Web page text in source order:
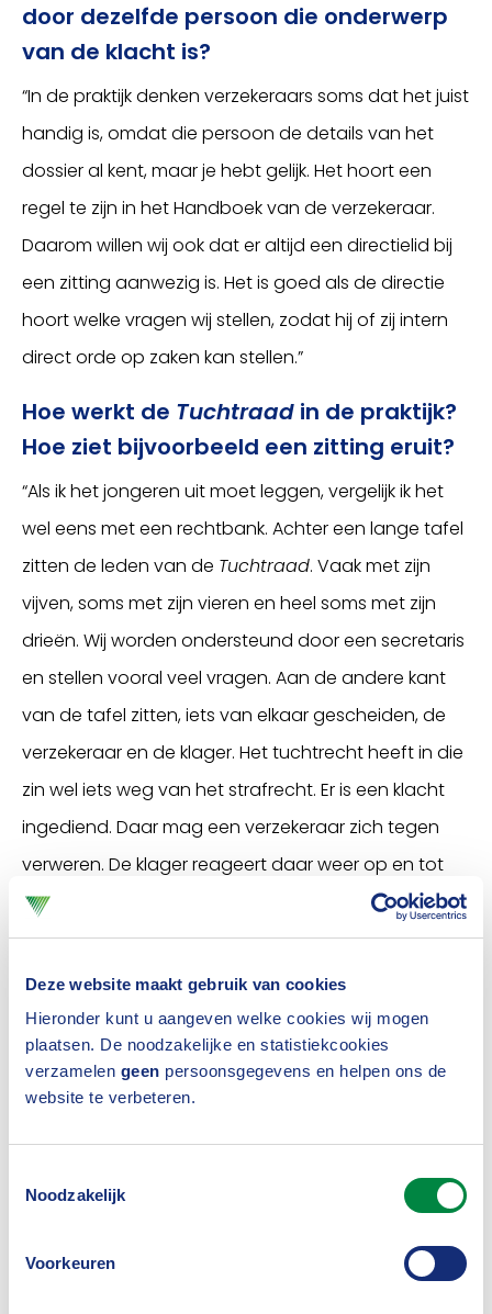
Deze website maakt gebruik van cookies
Hieronder kunt u aangeven welke cookies wij mogen
plaatsen. De noodzakelijke en statistiekcookies
verzamelen geen persoonsgegevens en helpen ons de
website te verbeteren.
Noodzakelijk
Voorkeuren
door dezelfde persoon die onderwerp
van de klacht is?
“In de praktijk denken verzekeraars soms dat het juist
handig is, omdat die persoon de details van het
dossier al kent, maar je hebt gelijk. Het hoort een
regel te zijn in het Handboek van de verzekeraar.
Daarom willen wij ook dat er altijd een directielid bij
een zitting aanwezig is. Het is goed als de directie
hoort welke vragen wij stellen, zodat hij of zij intern
direct orde op zaken kan stellen.”
Hoe werkt de Tuchtraad in de praktijk?
Hoe ziet bijvoorbeeld een zitting eruit?
“Als ik het jongeren uit moet leggen, vergelijk ik het
wel eens met een rechtbank. Achter een lange tafel
zitten de leden van de Tuchtraad. Vaak met zijn
vijven, soms met zijn vieren en heel soms met zijn
drieën. Wij worden ondersteund door een secretaris
en stellen vooral veel vragen. Aan de andere kant
van de tafel zitten, iets van elkaar gescheiden, de
verzekeraar en de klager. Het tuchtrecht heeft in die
zin wel iets weg van het strafrecht. Er is een klacht
ingediend. Daar mag een verzekeraar zich tegen
verweren. De klager reageert daar weer op en tot
slot mag de verzekeraar nog een keer reageren. Wij
gaan vervolgens de zaak bestuderen en
overleggen onderling wat te doen. Een klacht die
volstrekt niet kan slagen, hoeven we natuurlijk niet
mondeling in een zitting te behandelen. Voorbeeld
is dat een klager de verkeerde verzekeraar
schriftelijk af, maar als het enigszins kan, geef ik de